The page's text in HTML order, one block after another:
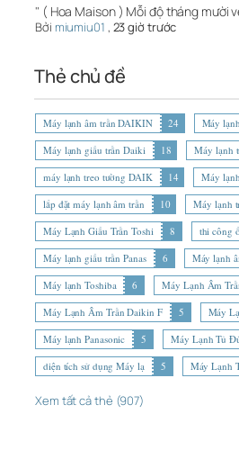
" ( Hoa Maison ) Mỗi độ tháng mười
Bởi miumiu01 , 23 giờ trước
Thẻ chủ đề
Máy lạnh âm trần DAIKIN 24 Máy
Máy lạnh giấu trần Daiki
18 Máy lạnh
máy lạnh treo tường DAIK
14 Máy
lắp đặt máy lạnh âm trần
10 Máy lạnh
Máy Lạnh Giấu Trần Toshi
8 thi công
Máy lạnh giấu trần Panas
6 Máy lạnh
Máy lạnh Toshiba
6 Máy Lạnh Âm
Máy Lạnh Âm Trần Daikin F
5 Máy
Máy lạnh Panasonic
5 Máy Lạnh Tủ
diện tích sử dụng Máy lạ
5 Máy Lạnh
Xem tất cả thẻ (907)